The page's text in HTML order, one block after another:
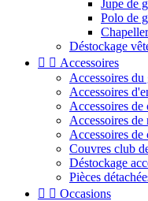
Jupe de
Polo de
Déstockage
  Accessoires
Accessoires
Accessoires
Accessoires de
Accessoires
Accessoires de
Couvres club
Déstockage
Pièces
  Occasions